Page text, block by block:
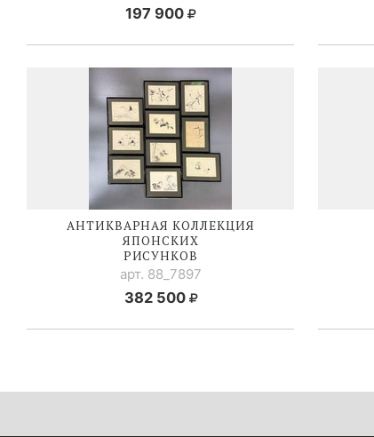
197 900
АНТИКВАРНАЯ КОЛЛЕКЦИЯ
ЯПОНСКИХ
РИСУНКОВ
арт. 88_7897
382 500